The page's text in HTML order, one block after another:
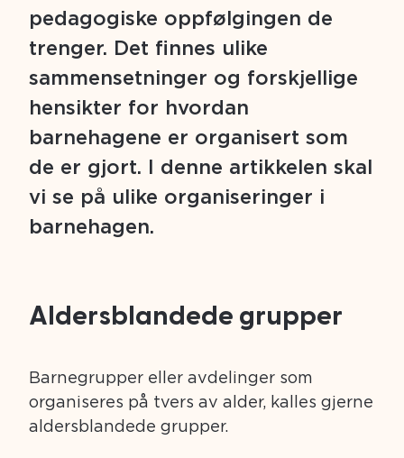
pedagogiske oppfølgingen de
trenger. Det finnes ulike
sammensetninger og forskjellige
hensikter for hvordan
barnehagene er organisert som
de er gjort. I denne artikkelen skal
vi se på ulike organiseringer i
barnehagen.
Aldersblandede grupper
Barnegrupper eller avdelinger som
organiseres på tvers av alder, kalles gjerne
aldersblandede grupper.